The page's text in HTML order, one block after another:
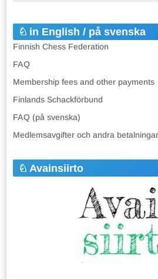
in English / på svenska
Finnish Chess Federation
FAQ
Membership fees and other payments
Finlands Schackförbund
FAQ (på svenska)
Medlemsavgifter och andra betalningar
Avainsiirto